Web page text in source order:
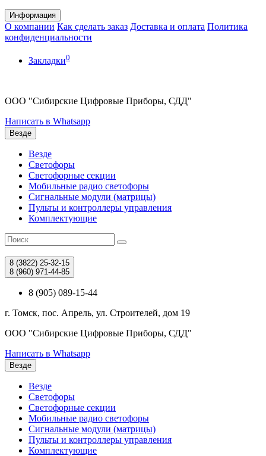
Информация
О компании Как сделать заказ Доставка и оплата Политика
конфиденциальности
Закладки0
ООО "Сибирские Цифровые Приборы, СДД"
Написать в Whatsapp
Везде
Везде
Светофоры
Светофорные секции
Мобильные радио светофоры
Сигнальные модули (матрицы)
Пульты и контроллеры управления
Комплектующие
8 (3822) 25-32-15
8 (960) 971-44-85
8 (905) 089-15-44
г. Томск, пос. Апрель, ул. Строителей, дом 19
ООО "Сибирские Цифровые Приборы, СДД"
Написать в Whatsapp
Везде
Везде
Светофоры
Светофорные секции
Мобильные радио светофоры
Сигнальные модули (матрицы)
Пульты и контроллеры управления
Комплектующие